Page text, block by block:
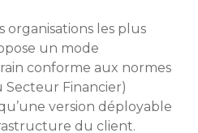
organisations les plus
un mode
conforme aux normes
Secteur Financier)
version déployable
du client.